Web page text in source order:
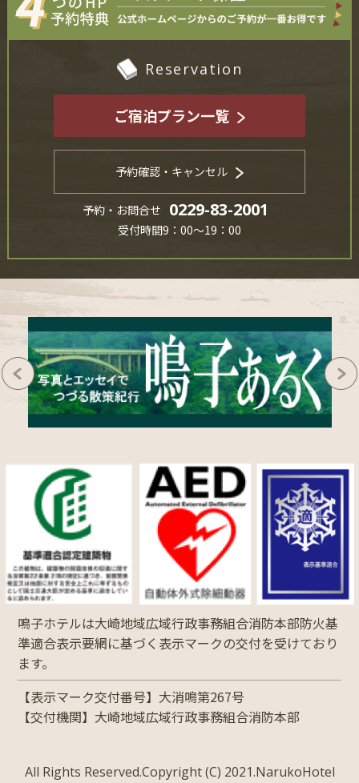
Reservation
ご宿泊プラン一覧
予約確認・キャンセル
予約・お問合せ 0229-83-2001
受付時間9：00～19：00
鳴子ホテルは大崎地域広域行政事務組合消防本部防火基
準適合表示要網に基づく表示マークの交付を受けており
ます。
【表示マーク交付番号】大消鳴第267号
【交付機関】大崎地域広域行政事務組合消防本部
All Rights Reserved.Copyright (C) 2021.NarukoHotel